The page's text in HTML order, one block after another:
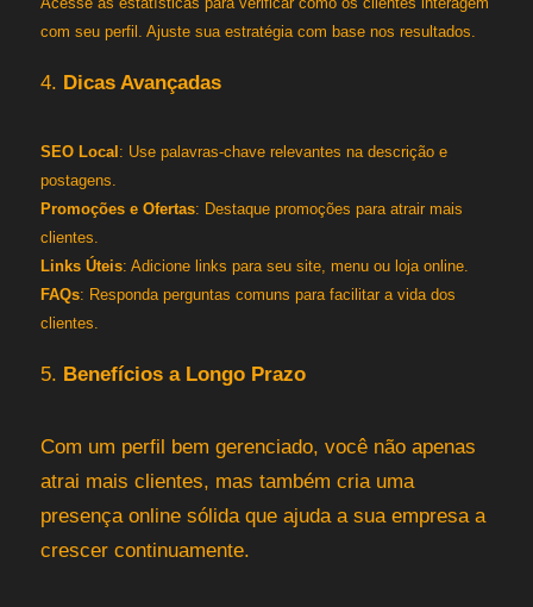
com seu perfil. Ajuste sua estratégia com base nos resultados.
4. Dicas Avançadas
SEO Local : Use palavras-chave relevantes na descrição e
postagens.
Promoções e Ofertas: Destaque promoções para atrair mais
clientes.
Links Úteis: Adicione links para seu site, menu ou loja online.
FAQs: Responda perguntas comuns para facilitar a vida dos
clientes.
5. Benefícios a Longo Prazo
Com um perfil bem gerenciado, você não apenas
atrai mais clientes, mas também cria uma
presença online sólida que ajuda a sua empresa a
crescer continuamente.